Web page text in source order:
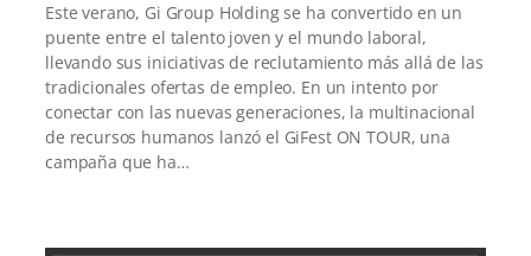
Este verano, Gi Group Holding se ha convertido en un
puente entre el talento joven y el mundo laboral,
llevando sus iniciativas de reclutamiento más allá de las
tradicionales ofertas de empleo. En un intento por
conectar con las nuevas generaciones, la multinacional
de recursos humanos lanzó el GiFest ON TOUR, una
campaña que ha…